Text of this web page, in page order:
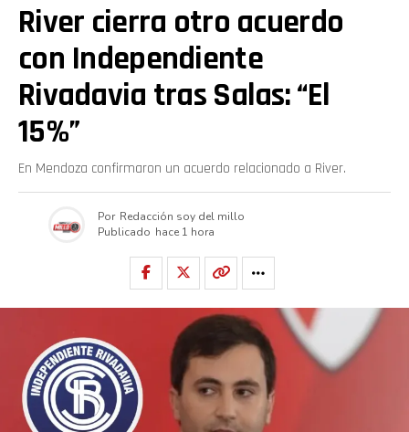
River cierra otro acuerdo
con Independiente
Rivadavia tras Salas: “El
15%”
En Mendoza confirmaron un acuerdo relacionado a River.
Por Redacción soy del millo
Publicado hace 1 hora